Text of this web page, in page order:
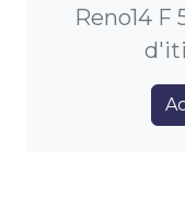
Reno14 F